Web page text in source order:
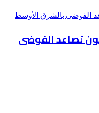
تصاعد الفوضى